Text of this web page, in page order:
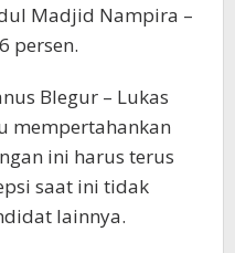
Madjid Nampira –
persen.
Blegur – Lukas
mempertahankan
ini harus terus
saat ini tidak
lainnya.